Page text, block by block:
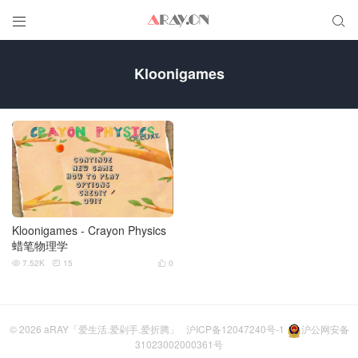
 
Kloonigames
Kloonigames - Crayon Physics
蜡笔物理学
 0
 7.52K  15
© 2026 aRAY「爱生活.爱剁手.爱折腾」 沪ICP备12047240号-1
沪公网安备
31023002000361号